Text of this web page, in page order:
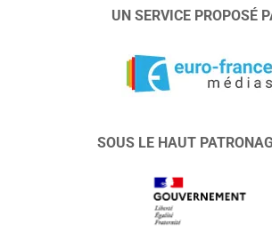
UN SERVICE PROPOSÉ
SOUS LE HAUT